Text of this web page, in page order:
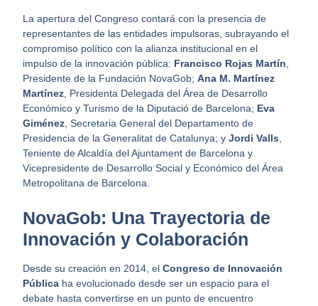
La apertura del Congreso contará con la presencia de
representantes de las entidades impulsoras, subrayando el
compromiso político con la alianza institucional en el
impulso de la innovación pública: Francisco Rojas Martín
Presidente de la Fundación NovaGob;Ana M. Martínez
Martínez , Presidenta Delegada del Área de Desarrollo
Económico y Turismo de la Diputació de Barcelona; Eva
Giménez , Secretaria General del Departamento de
Presidencia de la Generalitat de Catalunya; yJordi Valls
Teniente de Alcaldía del Ajuntament de Barcelona y
Vicepresidente de Desarrollo Social y Económico del Área
Metropolitana de Barcelona.
NovaGob: Una Trayectoria de
Innovación y Colaboración
Desde su creación en 2014, elCongreso de Innovación
Pública ha evolucionado desde ser un espacio para el
debate hasta convertirse en un punto de encuentro